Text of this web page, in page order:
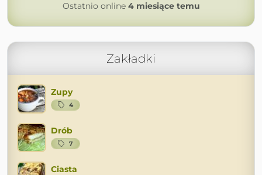
Ostatnio online 4 miesiące temu
Zakładki
Zupy
4
Drób
7
Ciasta